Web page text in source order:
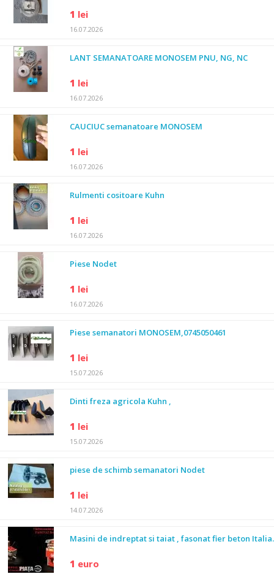
1 lei
16.07.2026
LANT SEMANATOARE MONOSEM PNU, NG, NC
1 lei
16.07.2026
CAUCIUC semanatoare MONOSEM
1 lei
16.07.2026
Rulmenti cositoare Kuhn
1 lei
16.07.2026
Piese Nodet
1 lei
16.07.2026
Piese semanatori MONOSEM,0745050461
1 lei
15.07.2026
Dinti freza agricola Kuhn ,
1 lei
15.07.2026
piese de schimb semanatori Nodet
1 lei
14.07.2026
Masini de indreptat si taiat , fasonat fier beton Italia.
1 euro